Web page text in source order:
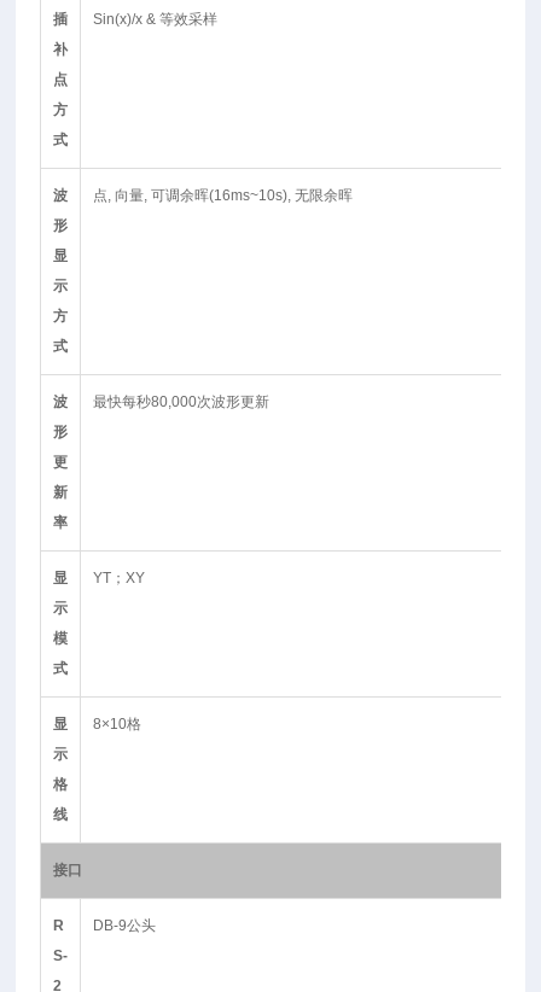
插
补
点
方
式
Sin(x)/x & 等效采样
波
形
显
示
方
式
点, 向量, 可调余晖(16ms~10s), 无限余晖
波
形
更
新
率
最快每秒80,000次波形更新
显
示
模
式
YT；XY
显
示
格
线
8×10格
接口
R
S-
2
DB-9公头